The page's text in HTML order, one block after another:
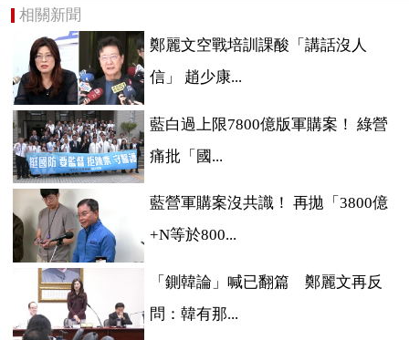
相關新聞
鄭麗文空戰培訓課酸「講話沒人
信」 趙少康...
藍白過上限7800億版軍購案！ 綠營
痛批「國...
藍營軍購案沒共識！ 再拋「3800億
+N等於800...
「鍘韓論」喊已翻篇 鄭麗文再反
問：韓有那...